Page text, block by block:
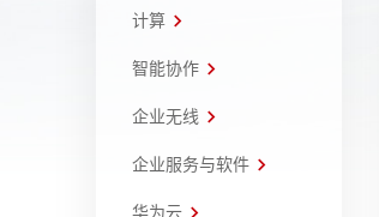
计算
智能协作
企业无线
企业服务与软件
华为云